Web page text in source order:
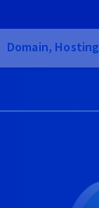
Domain,